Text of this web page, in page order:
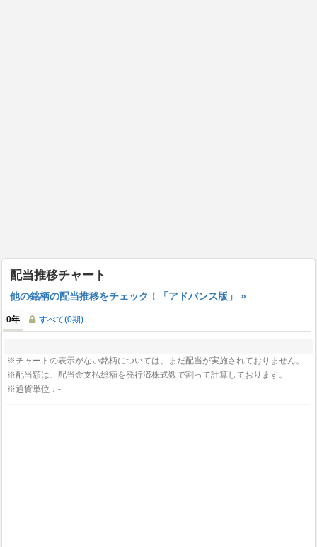
配当推移チャート
他の銘柄の配当推移をチェック！「アドバンス版」 »
0年 すべて(0期)
※チャートの表示がない銘柄については、まだ配当が実施されておりません。
※配当額は、配当金支払総額を発行済株式数で割って計算しております。
※通貨単位：-